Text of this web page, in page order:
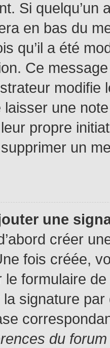
Si quelqu’un
en bas du
qu’il a été
Ce
modifie
une
propre
un
une
créer
fois créée,
le formulaire
signature
du